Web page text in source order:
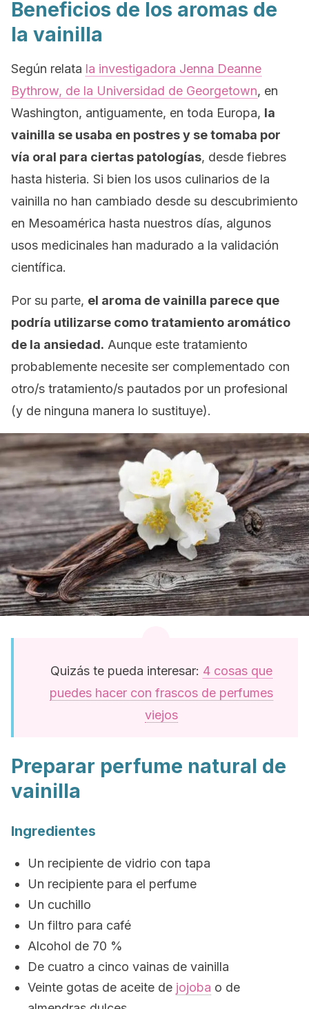
Beneficios de los aromas de
la vainilla
Según relata la investigadora Jenna Deanne
Bythrow, de la Universidad de Georgetown, en
Washington, antiguamente, en toda Europa, la
vainilla se usaba en postres y se tomaba por
vía oral para ciertas patologías, desde fiebres
hasta histeria. Si bien los usos culinarios de la
vainilla no han cambiado desde su descubrimiento
en Mesoamérica hasta nuestros días, algunos
usos medicinales han madurado a la validación
científica.
Por su parte, el aroma de vainilla parece que
podría utilizarse como tratamiento aromático
de la ansiedad. Aunque este tratamiento
probablemente necesite ser complementado con
otro/s tratamiento/s pautados por un profesional
(y de ninguna manera lo sustituye).
Quizás te pueda interesar: 4 cosas que
puedes hacer con frascos de perfumes
viejos
Preparar perfume natural de
vainilla
Ingredientes
Un recipiente de vidrio con tapa
Un recipiente para el perfume
Un cuchillo
Un filtro para café
Alcohol de 70 %
De cuatro a cinco vainas de vainilla
Veinte gotas de aceite de jojoba o de